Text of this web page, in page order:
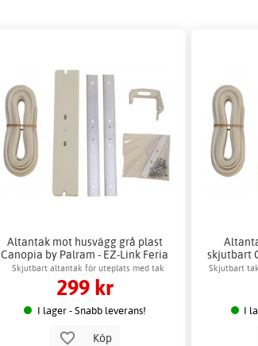
Altantak mot husvägg grå plast
Canopia by Palram - EZ-Link Feria
Skjutbart altantak för uteplats med tak
299 kr
I lager - Snabb leverans!
Köp
skjutbart
Skjutbart
I